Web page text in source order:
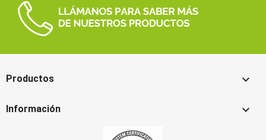
Productos 
Información 